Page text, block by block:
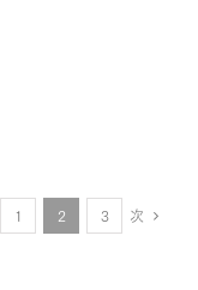
1 2 3 次